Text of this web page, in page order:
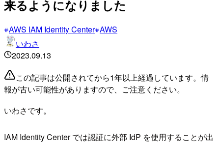
来るようになりました
AWS IAM Identity Center AWS
いわさ
2023.09.13
この記事は公開されてから1年以上経過しています。情
報が古い可能性がありますので、ご注意ください。
いわさです。
IAM Identity Center では認証に外部 IdP を使用することが出